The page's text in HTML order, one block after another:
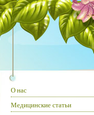
О нас
Медицинские статьи